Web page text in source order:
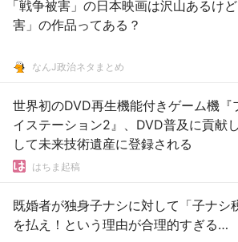
「戦争被害」の日本映画は沢山あるけ
害」の作品ってある？
なんJ政治ネタまとめ
世界初のDVD再生機能付きゲーム機『
イステーション2』、DVD普及に貢献
して未来技術遺産に登録される
はちま起稿
既婚者が独身子ナシに対して「子ナシ
を払え！という理由が合理的すぎる…